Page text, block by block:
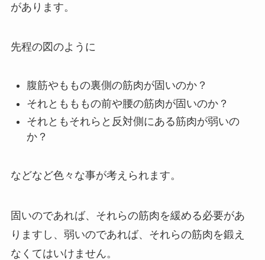
があります。
先程の図のように
腹筋やももの裏側の筋肉が固いのか？
それともももの前や腰の筋肉が固いのか？
それともそれらと反対側にある筋肉が弱いの
か？
などなど色々な事が考えられます。
固いのであれば、それらの筋肉を緩める必要があ
りますし、弱いのであれば、それらの筋肉を鍛え
なくてはいけません。